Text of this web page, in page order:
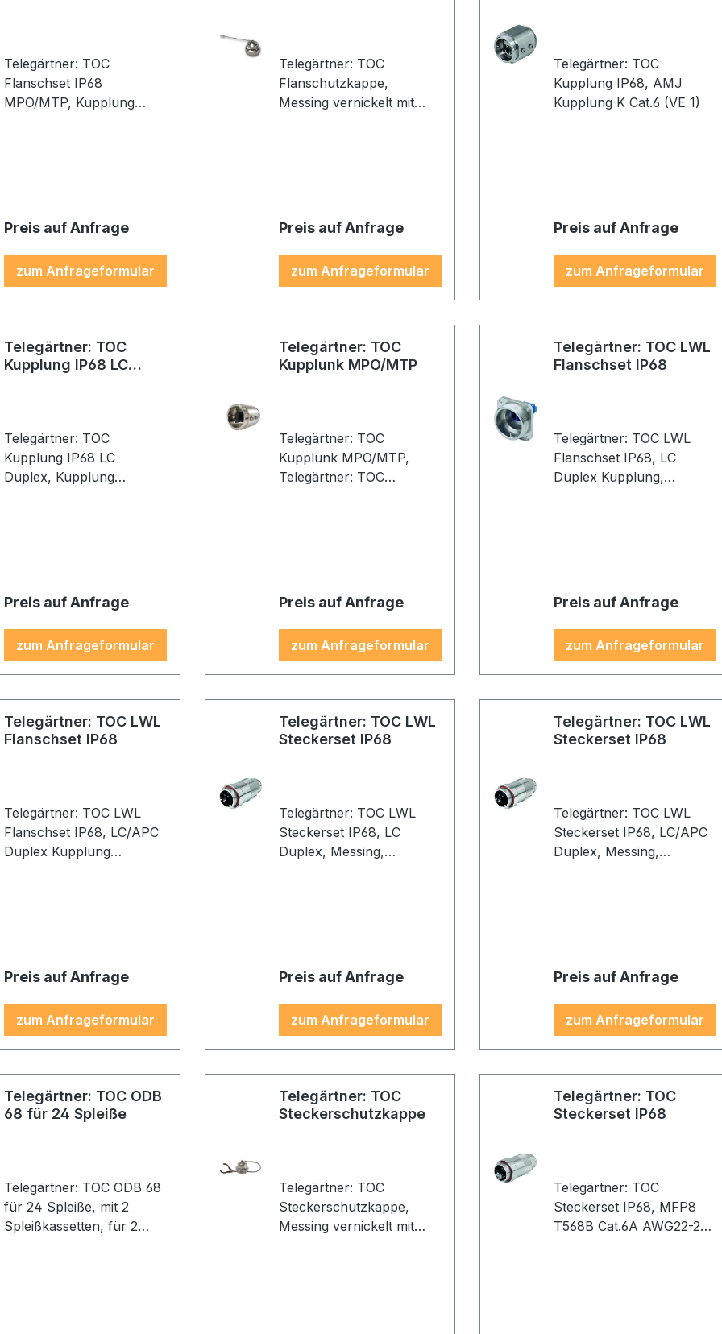
Telegärtner: TOC
Flanschset IP68
MPO/MTP, Kupplung
Preis auf Anfrage
zum Anfrageformular
Telegärtner: TOC
Flanschutzkappe,
Messing vernickelt mit
Preis auf Anfrage
zum Anfrageformular
Telegärtner: TOC
Kupplung IP68, AMJ
Kupplung K Cat.6 (VE 1)
Preis auf Anfrage
zum Anfrageformular
Telegärtner: TOC
Kupplung IP68 LC
Telegärtner: TOC
Kupplung IP68 LC
Duplex, Kupplung
Preis auf Anfrage
zum Anfrageformular
Telegärtner: TOC
Kupplunk MPO/MTP
Telegärtner: TOC
Kupplunk MPO/MTP,
Telegärtner: TOC
Preis auf Anfrage
zum Anfrageformular
Telegärtner: TOC LWL
Flanschset IP68
Telegärtner: TOC LWL
Flanschset IP68, LC
Duplex Kupplung,
Preis auf Anfrage
zum Anfrageformular
Telegärtner: TOC LWL
Flanschset IP68
Telegärtner: TOC LWL
Flanschset IP68, LC/APC
Duplex Kupplung
Preis auf Anfrage
zum Anfrageformular
Telegärtner: TOC LWL
Steckerset IP68
Telegärtner: TOC LWL
Steckerset IP68, LC
Duplex, Messing,
Preis auf Anfrage
zum Anfrageformular
Telegärtner: TOC LWL
Steckerset IP68
Telegärtner: TOC LWL
Steckerset IP68, LC/APC
Duplex, Messing,
Preis auf Anfrage
zum Anfrageformular
Telegärtner: TOC ODB
68 für 24 Spleiße
Telegärtner: TOC ODB 68
für 24 Spleiße, mit 2
Spleißkassetten, für 2
Telegärtner: TOC
Steckerschutzkappe
Telegärtner: TOC
Steckerschutzkappe,
Messing vernickelt mit
Telegärtner: TOC
Steckerset IP68
Telegärtner: TOC
Steckerset IP68, MFP8
T568B Cat.6A AWG22-27